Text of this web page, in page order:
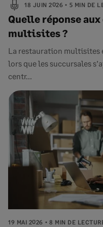
18 JUIN 2026 5 MIN DE
Quelle réponse
multisites ?
La restauration multisites
lors que les succursales
centr...
19 MAI 2026 8 MIN DE